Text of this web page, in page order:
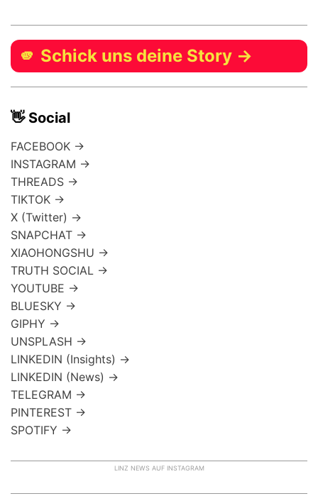
🫵 Schick uns deine Story →
👋 Social
FACEBOOK →
INSTAGRAM →
THREADS →
TIKTOK →
X (Twitter) →
SNAPCHAT →
XIAOHONGSHU →
TRUTH SOCIAL →
YOUTUBE →
BLUESKY →
GIPHY →
UNSPLASH →
LINKEDIN (Insights) →
LINKEDIN (News) →
TELEGRAM →
PINTEREST →
SPOTIFY →
LINZ NEWS AUF INSTAGRAM